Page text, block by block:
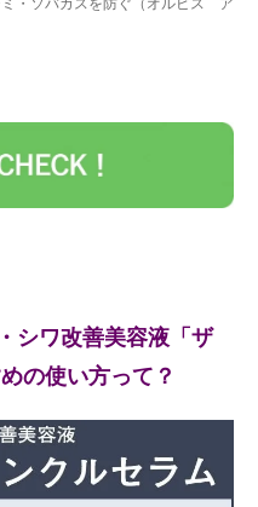
シワ改善美容液「ザ
の使い方って？